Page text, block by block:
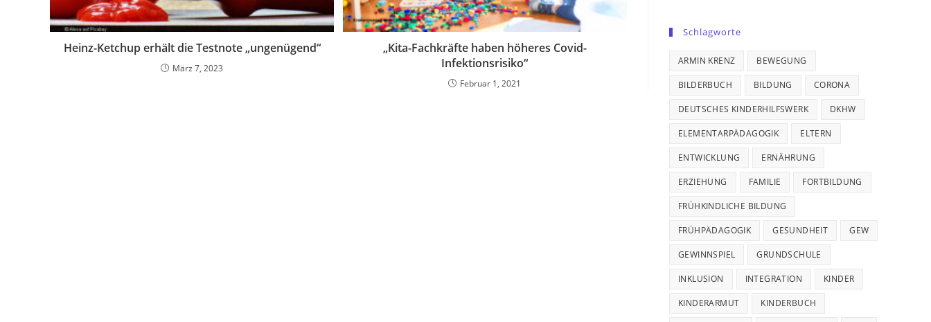
Heinz-Ketchup erhält die Testnote „ungenügend“
März 7, 2023
„Kita-Fachkräfte haben höheres Covid-
Infektionsrisiko“
Februar 1, 2021
Schlagworte
ARMIN KRENZ BEWEGUNG
BILDERBUCH BILDUNG CORONA
DEUTSCHES KINDERHILFSWERK DKHW
ELEMENTARPÄDAGOGIK ELTERN
ENTWICKLUNG ERNÄHRUNG
ERZIEHUNG FAMILIE FORTBILDUNG
FRÜHKINDLICHE BILDUNG
FRÜHPÄDAGOGIK GESUNDHEIT GEW
GEWINNSPIEL GRUNDSCHULE
INKLUSION INTEGRATION KINDER
KINDERARMUT KINDERBUCH